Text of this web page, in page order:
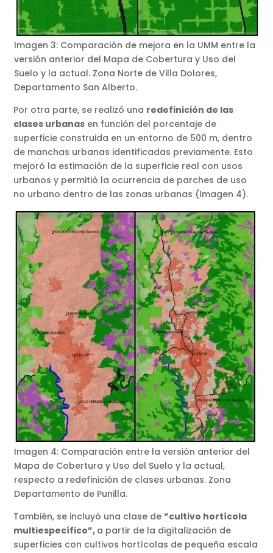
Imagen 3: Comparación de mejora en la UMM entre la
versión anterior del Mapa de Cobertura y Uso del
Suelo y la actual. Zona Norte de Villa Dolores,
Departamento San Alberto.
Por otra parte, se realizó una redefinición de las
clases urbanas en función del porcentaje de
superficie construida en un entorno de 500 m, dentro
de manchas urbanas identificadas previamente. Esto
mejoró la estimación de la superficie real con usos
urbanos y permitió la ocurrencia de parches de uso
no urbano dentro de las zonas urbanas (Imagen 4).
Imagen 4: Comparación entre la versión anterior del
Mapa de Cobertura y Uso del Suelo y la actual,
respecto a redefinición de clases urbanas. Zona
Departamento de Punilla.
También, se incluyó una clase de”cultivo hortícola
multiespecífico”, a partir de la digitalización de
superficies con cultivos hortícolas de pequeña escala